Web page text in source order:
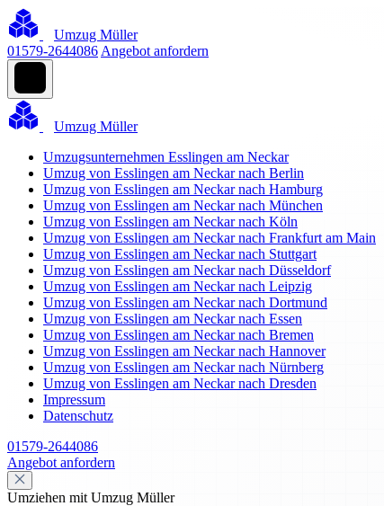
Umzug Müller
01579-2644086 Angebot anfordern
Umzug Müller
Umzugsunternehmen Esslingen am Neckar
Umzug von Esslingen am Neckar nach Berlin
Umzug von Esslingen am Neckar nach Hamburg
Umzug von Esslingen am Neckar nach München
Umzug von Esslingen am Neckar nach Köln
Umzug von Esslingen am Neckar nach Frankfurt am Main
Umzug von Esslingen am Neckar nach Stuttgart
Umzug von Esslingen am Neckar nach Düsseldorf
Umzug von Esslingen am Neckar nach Leipzig
Umzug von Esslingen am Neckar nach Dortmund
Umzug von Esslingen am Neckar nach Essen
Umzug von Esslingen am Neckar nach Bremen
Umzug von Esslingen am Neckar nach Hannover
Umzug von Esslingen am Neckar nach Nürnberg
Umzug von Esslingen am Neckar nach Dresden
Impressum
Datenschutz
01579-2644086
Angebot anfordern
Umziehen mit Umzug Müller